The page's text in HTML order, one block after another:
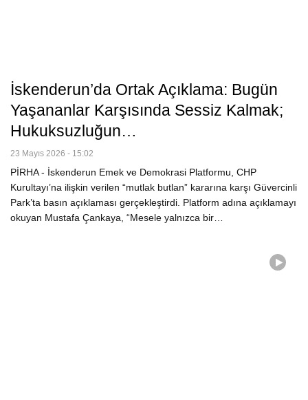
İskenderun’da Ortak Açıklama: Bugün
Yaşananlar Karşısında Sessiz Kalmak;
Hukuksuzluğun…
23 Mayıs 2026 - 15:02
PİRHA - İskenderun Emek ve Demokrasi Platformu, CHP
Kurultayı’na ilişkin verilen “mutlak butlan” kararına karşı Güvercinli
Park’ta basın açıklaması gerçekleştirdi. Platform adına açıklamayı
okuyan Mustafa Çankaya, “Mesele yalnızca bir…